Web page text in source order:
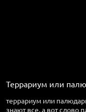
Террариум или
террариум или
знают все, а вот слово